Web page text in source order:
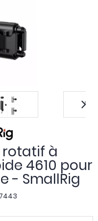
à
4610 pour
- SmallRig